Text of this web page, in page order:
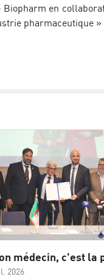
Biopharm en
pharmaceutique »
2026